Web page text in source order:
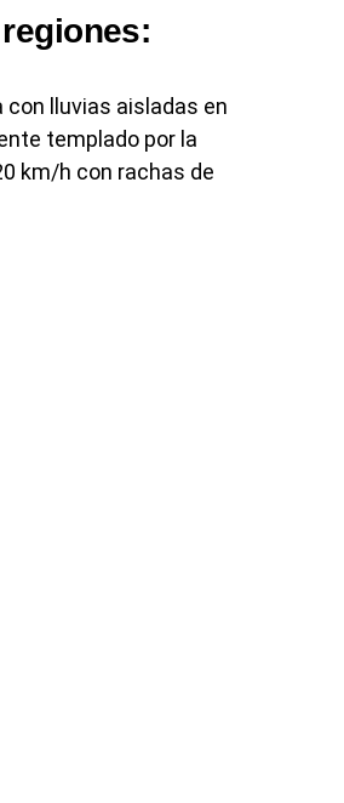
con lluvias aisladas en
templado por la
km/h con rachas de